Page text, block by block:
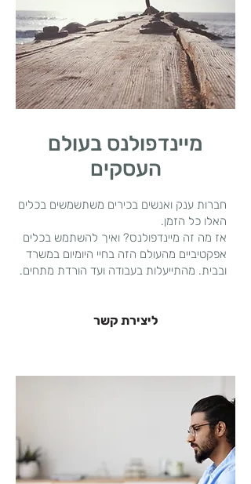
מיינדפולנס בעולם
העסקים
חברות ענק ואנשים בכירים משתשמשים בכלים
האלו כל הזמן.
אז מה זה מיינדפולנס? ואיך להשתמש בכלים
אפקטיביים מהעולם הזה בחיי היומיום במשרד
ובבית. מהתייעלות בעבודה ועד הורדת מתחים.
ליצירת קשר